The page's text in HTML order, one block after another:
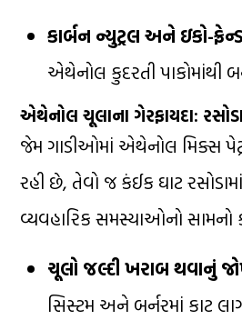
કાર્બન ન્યુટ્રલ અને ઇકો-
એથેનોલ કુદરતી પાકોમાંથી
એથેનોલ ચૂલાના ગેરફાયદા:
જેમ ગાડીઓમાં એથેનોલ મિક્સ
રહી છે, તેવો જ કંઈક ઘાટ
વ્યવહારિક સમસ્યાઓનો સામનો
ચૂલો જલ્દી ખરાબ થવાનું
સિસ્ટમ અને બર્નરમાં કાટ